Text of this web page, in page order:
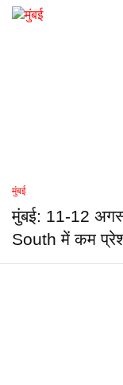
मुंबई
मुंबई: 11-12
South में कम